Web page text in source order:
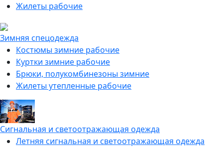
Жилеты рабочие
Зимняя спецодежда
Костюмы зимние рабочие
Куртки зимние рабочие
Брюки, полукомбинезоны зимние
Жилеты утепленные рабочие
Сигнальная и светоотражающая одежда
Летняя сигнальная и светоотражающая одежда